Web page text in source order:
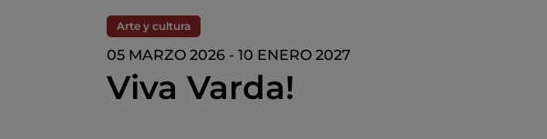
Arte y cultura
05 MARZO 2026 - 10 ENERO 2027
Viva Varda!